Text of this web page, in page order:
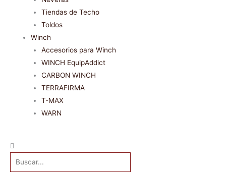
Tiendas de Techo
Toldos
Winch
Accesorios para Winch
WINCH EquipAddict
CARBON WINCH
TERRAFIRMA
T-MAX
WARN
Buscar